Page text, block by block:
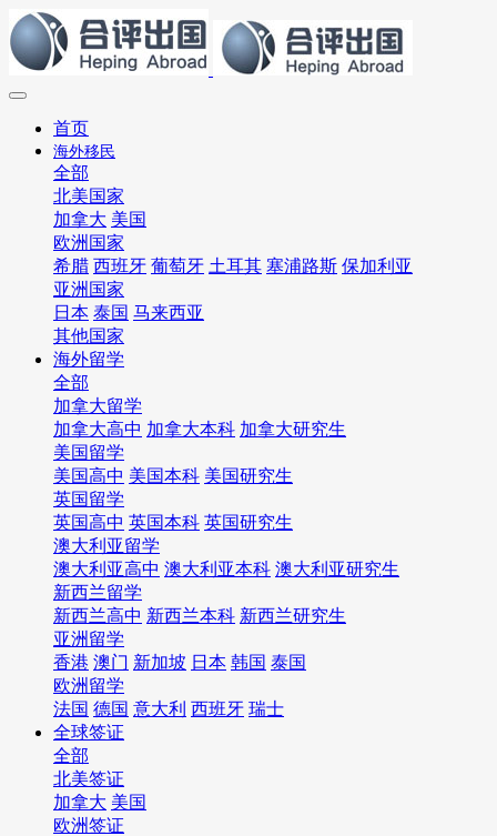
首页
海外移民
全部
北美国家
加拿大 美国
欧洲国家
希腊 西班牙 葡萄牙 土耳其 塞浦路斯 保加利亚
亚洲国家
日本 泰国 马来西亚
其他国家
海外留学
全部
加拿大留学
加拿大高中 加拿大本科 加拿大研究生
美国留学
美国高中 美国本科 美国研究生
英国留学
英国高中 英国本科 英国研究生
澳大利亚留学
澳大利亚高中 澳大利亚本科 澳大利亚研究生
新西兰留学
新西兰高中 新西兰本科 新西兰研究生
亚洲留学
香港 澳门 新加坡 日本 韩国 泰国
欧洲留学
法国 德国 意大利 西班牙 瑞士
全球签证
全部
北美签证
加拿大 美国
欧洲签证